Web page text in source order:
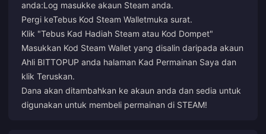
anda:Log masukke akaun Steam anda.
Pergi keTebus Kod Steam Walletmuka surat.
Klik "Tebus Kad Hadiah Steam atau Kod Dompet"
Masukkan Kod Steam Wallet yang disalin daripada akaun
Ahli BITTOPUP anda halaman Kad Permainan Saya dan
klik Teruskan.
Dana akan ditambahkan ke akaun anda dan sedia untuk
digunakan untuk membeli permainan di STEAM!